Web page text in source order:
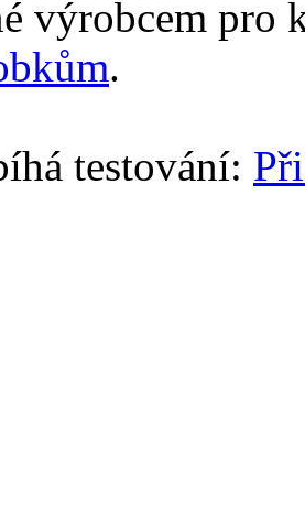
výrobcem pro
.
testování: